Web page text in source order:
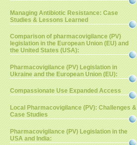
Managing Antibiotic Resistance: Case
Studies & Lessons Learned
Comparison of pharmacovigilance (PV)
legislation in the European Union (EU) and
the United States (USA):
Pharmacovigilance (PV) Legislation in
Ukraine and the European Union (EU):
Compassionate Use Expanded Access
Local Pharmacovigilance (PV): Challenges &
Case Studies
Pharmacovigilance (PV) Legislation in the
USA and India: